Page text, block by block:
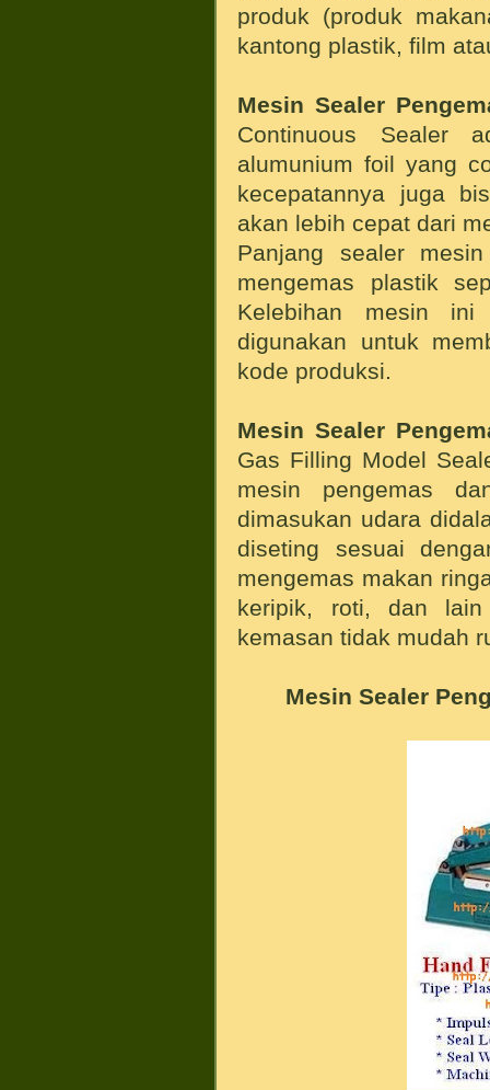
produk (produk
kantong plastik, film
Mesin Sealer
Continuous Sealer
alumunium foil yang
kecepatannya juga
akan lebih cepat dari
Panjang sealer
mengemas plastik
Kelebihan mesin
digunakan untuk
kode produksi.
Mesin Sealer
Gas Filling Model
mesin pengemas
dimasukan udara
diseting sesuai
mengemas makan
keripik, roti, dan
kemasan tidak mudah
Mesin Sealer